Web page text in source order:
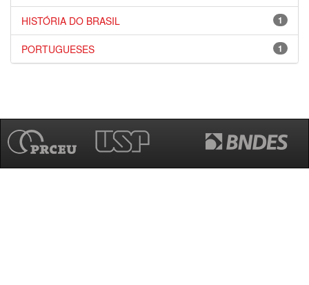
1
HISTÓRIA DO BRASIL
1
PORTUGUESES